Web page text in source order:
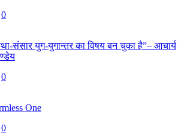
0
संसार युग-युगान्तर का विषय बन चुका है”– आचार्य
0
One
0